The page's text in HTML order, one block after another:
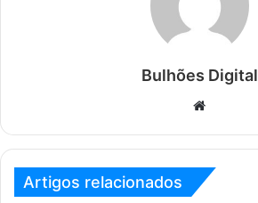
Bulhões Digital
Website
Artigos relacionados